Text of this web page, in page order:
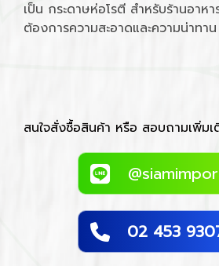
เป็น กระดาษห่อโรตี สำหรับร้านอาห
ต้องการความสะอาดและความน่าทาน
สนใจสั่งซื้อสินค้า หรือ สอบถามเพิ่มเ
02 453